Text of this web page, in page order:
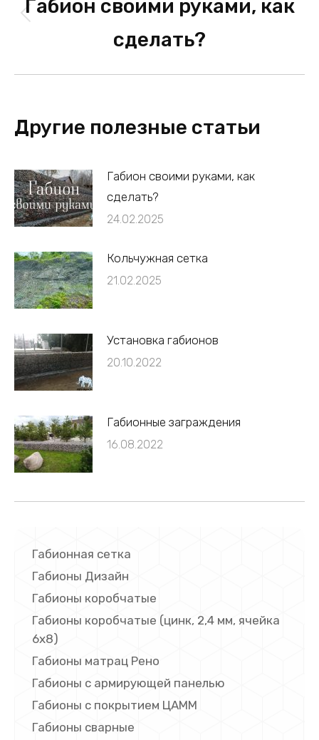
post:
Габион своими руками, как
сделать?
Другие полезные статьи
Габион своими руками, как
сделать?
24.02.2025
Кольчужная сетка
21.02.2025
Установка габионов
20.10.2022
Габионные заграждения
16.08.2022
Габионная сетка
Габионы Дизайн
Габионы коробчатые
Габионы коробчатые (цинк, 2,4 мм, ячейка
6х8)
Габионы матрац Рено
Габионы с армирующей панелью
Габионы с покрытием ЦАММ
Габионы сварные